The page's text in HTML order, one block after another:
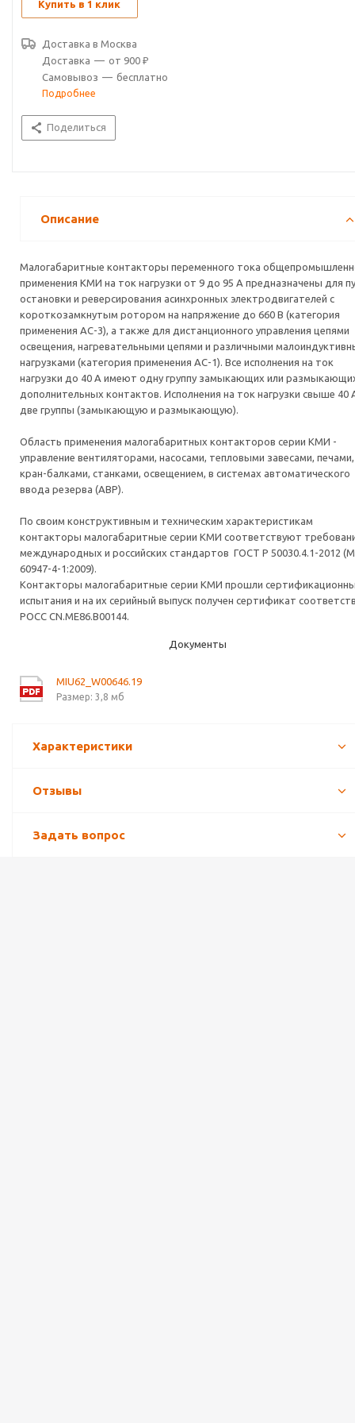
печами, кран-балками, станками, освещением, в системах
По своим конструктивным и техническим характеристикам
контакторы малогабаритные серии КМИ соответствуют
требованиям международных и российских стандартов ГОСТ Р
Контакторы малогабаритные серии КМИ прошли
сертификационные испытания и на их серийный выпуск получен
Купить в 1 клик
Доставка в Москва
Доставка — от 900 ₽
Самовывоз — бесплатно
Подробнее
Поделиться
Описание
Малогабаритные контакторы переменного тока
применения КМИ на ток нагрузки от 9 до 95 А предназначены для
остановки и реверсирования асинхронных электродвигателей с
короткозамкнутым ротором на напряжение до 660 В (категория
применения АС-3), а также для дистанционного управления цепями
освещения, нагревательными цепями и различными
нагрузками (категория применения АС-1). Все исполнения на ток
нагрузки до 40 А имеют одну группу замыкающих или
дополнительных контактов. Исполнения на ток нагрузки свыше 40
две группы (замыкающую и размыкающую).
Область применения малогабаритных контакторов серии КМИ -
управление вентиляторами, насосами, тепловыми завесами, печами,
кран-балками, станками, освещением, в системах автоматического
ввода резерва (АВР).
По своим конструктивным и техническим характеристикам
контакторы малогабаритные серии КМИ соответствуют
международных и российских стандартов ГОСТ Р 50030.4.1-2012
60947-4-1:2009).
Контакторы малогабаритные серии КМИ прошли
испытания и на их серийный выпуск получен сертификат
РОСС CN.ME86.B00144.
Документы
MIU62_W00646.19
Размер: 3,8 мб
Характеристики
Отзывы
Задать вопрос